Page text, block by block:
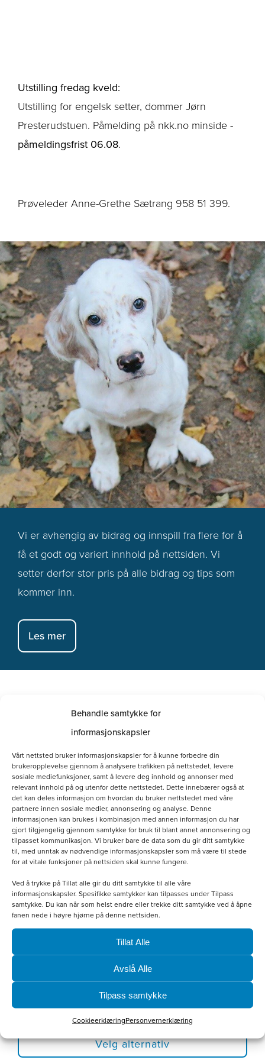
Behandle samtykke for
informasjonskapsler
Vårt nettsted bruker informasjonskapsler for å kunne forbedre din
brukeropplevelse gjennom å analysere trafikken på nettstedet, levere
sosiale mediefunksjoner, samt å levere deg innhold og annonser med
relevant innhold på og utenfor dette nettstedet. Dette innebærer også at
det kan deles informasjon om hvordan du bruker nettstedet med våre
partnere innen sosiale medier, annonsering og analyse. Denne
informasjonen kan brukes i kombinasjon med annen informasjon du har
gjort tilgjengelig gjennom samtykke for bruk til blant annet annonsering og
tilpasset kommunikasjon. Vi bruker bare de data som du gir ditt samtykke
til, med unntak av nødvendige informasjonskapsler som må være til stede
for at vitale funksjoner på nettsiden skal kunne fungere.
Ved å trykke på Tillat alle gir du ditt samtykke til alle våre
informasjonskapsler. Spesifikke samtykker kan tilpasses under Tilpass
samtykke. Du kan når som helst endre eller trekke ditt samtykke ved å åpne
fanen nede i høyre hjørne på denne nettsiden.
Tillat Alle
Avslå Alle
Tilpass samtykke
CookieerklæringPersonvernerklæring
Utstilling fredag kveld:
Utstilling for engelsk setter, dommer Jørn
Presterudstuen. Påmelding på nkk.no minside -
påmeldingsfrist 06.08.
Prøveleder Anne-Grethe Sætrang 958 51 399.
Vi er avhengig av bidrag og innspill fra flere for å
få et godt og variert innhold på nettsiden. Vi
setter derfor stor pris på alle bidrag og tips som
kommer inn.
Les mer
Nesk Butikken
Softshellvest Dame
kr800.00
Velg alternativ
Dette
produktet
har
flere
varianter.
Alternativene
kan
velges
på
produktsiden